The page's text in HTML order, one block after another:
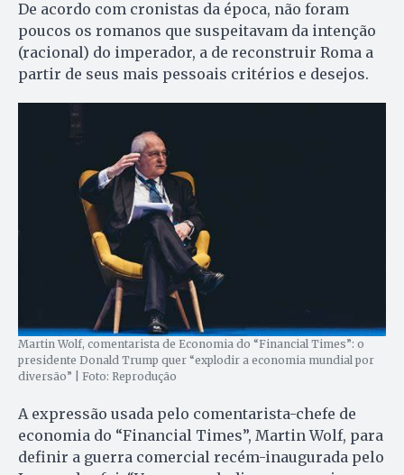
De acordo com cronistas da época, não foram
poucos os romanos que suspeitavam da intenção
(racional) do imperador, a de reconstruir Roma a
partir de seus mais pessoais critérios e desejos.
Martin Wolf, comentarista de Economia do “Financial Times”: o
presidente Donald Trump quer “explodir a economia mundial por
diversão” | Foto: Reprodução
A expressão usada pelo comentarista-chefe de
economia do “Financial Times”, Martin Wolf, para
definir a guerra comercial recém-inaugurada pelo